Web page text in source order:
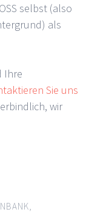
selbst (also
als
Ihre
Sie uns
wir